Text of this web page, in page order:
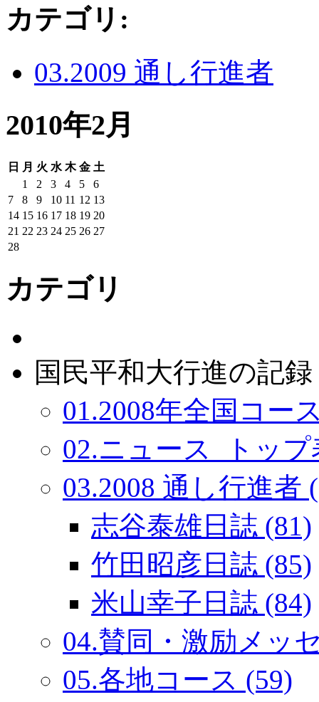
カテゴリ :
03.2009 通し行進者
2010年2月
日 月 火 水 木 金 土
1
2 3 4 5
6
7
8 9 10 11 12 13
14 15 16 17 18 19 20
21 22 23 24 25 26 27
28
カテゴリ
国民平和大行進の記録
01.2008年全国コー
02.ニュース_トップ
03.2008 通し行進者
志谷泰雄日誌 (81)
竹田昭彦日誌 (85)
米山幸子日誌 (84)
04.賛同・激励メッ
05.各地コース (59)